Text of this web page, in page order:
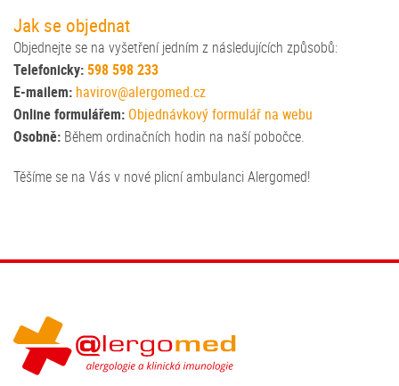
Jak se objednat
Objednejte se na vyšetření jedním z následujících způsobů:
Telefonicky:598 598 233
E-mailem: havirov@alergomed.cz
Online formulářem: Objednávkový formulář na webu
Osobně: Během ordinačních hodin na naší pobočce.
Těšíme se na Vás v nové plicní ambulanci Alergomed!